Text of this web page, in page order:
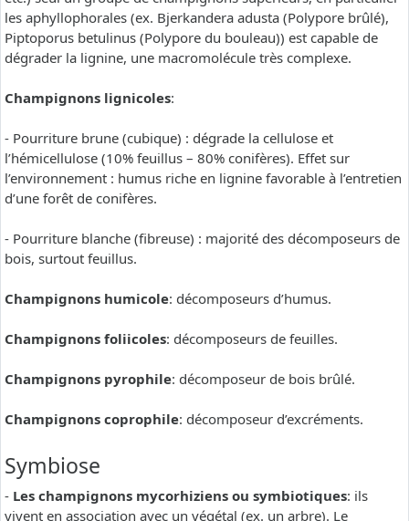
les aphyllophorales (ex. Bjerkandera adusta (Polypore brûlé),
Piptoporus betulinus (Polypore du bouleau)) est capable de
dégrader la lignine, une macromolécule très complexe.
Champignons lignicoles:
- Pourriture brune (cubique) : dégrade la cellulose et
l’hémicellulose (10% feuillus – 80% conifères). Effet sur
l’environnement : humus riche en lignine favorable à l’entretien
d’une forêt de conifères.
- Pourriture blanche (fibreuse) : majorité des décomposeurs de
bois, surtout feuillus.
Champignons humicole: décomposeurs d’humus.
Champignons foliicoles: décomposeurs de feuilles.
Champignons pyrophile: décomposeur de bois brûlé.
Champignons coprophile: décomposeur d’excréments.
Symbiose
- Les champignons mycorhiziens ou symbiotiques: ils
vivent en association avec un végétal (ex. un arbre). Le